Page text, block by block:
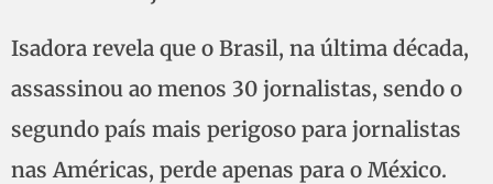
Isadora revela que o Brasil, na última década,
assassinou ao menos 30 jornalistas, sendo o
segundo país mais perigoso para jornalistas
nas Américas, perde apenas para o México.